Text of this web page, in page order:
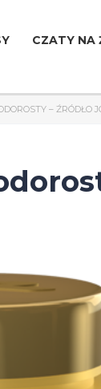
CZATY NA
– ŹRÓDŁO